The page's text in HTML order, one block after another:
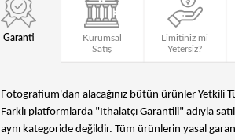
Garanti
Kurumsal
Satış
Limitiniz mi
Yetersiz?
Fotografium'dan alacağınız bütün ürünler Yetkili
Farklı platformlarda "Ithalatçı Garantili" adıyla
aynı kategoride değildir. Tüm ürünlerin yasal